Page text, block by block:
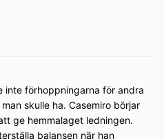
inte förhoppningarna för andra
skulle ha. Casemiro börjar
ge hemmalaget ledningen.
balansen när han